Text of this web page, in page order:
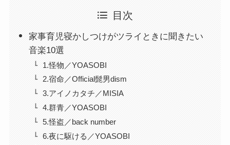
目次
家事育児寝かしつけがツライときに聞きたい
音楽10選
1.怪物／YOASOBI
2.宿命／Official髭男dism
3.アイノカタチ／MISIA
4.群青／YOASOBI
5.怪盗／back number
6.夜に駆ける／YOASOBI